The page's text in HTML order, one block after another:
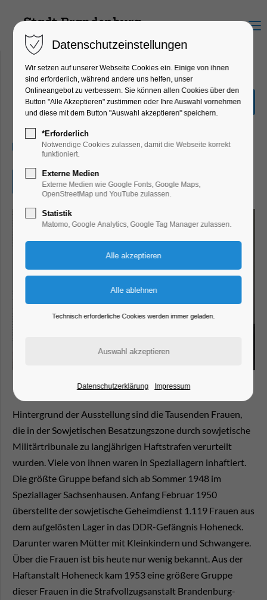
Menu
Ausstellung"frauenHAFT"
Ausstellung
09.08.2026, 10:00–17:00
Eintritt frei
Hintergrund der Ausstellung sind die Tausenden Frauen,
die in der Sowjetischen Besatzungszone durch sowjetische
Militärtribunale zu langjährigen Haftstrafen verurteilt
wurden. Viele von ihnen waren in Speziallagern inhaftiert.
Die größte Gruppe befand sich ab Sommer 1948 im
Speziallager Sachsenhausen. Anfang Februar 1950
überstellte der sowjetische Geheimdienst 1.119 Frauen aus
dem aufgelösten Lager in das DDR-Gefängnis Hoheneck.
Darunter waren Mütter mit Kleinkindern und Schwangere.
Über die Frauen ist bis heute nur wenig bekannt. Aus der
Haftanstalt Hoheneck kam 1953 eine größere Gruppe
dieser Frauen in die Strafvollzugsanstalt Brandenburg-
Datenschutzeinstellungen
Wir setzen auf unserer Webseite Cookies ein. Einige von ihnen
sind erforderlich, während andere uns helfen, unser
Onlineangebot zu verbessern. Sie können allen Cookies über den
Button "Alle Akzeptieren" zustimmen oder Ihre Auswahl vornehmen
und diese mit dem Button "Auswahl akzeptieren" speichern.
*Erforderlich
Notwendige Cookies zulassen, damit die Webseite korrekt
funktioniert.
Externe Medien
Externe Medien wie Google Fonts, Google Maps,
OpenStreetMap und YouTube zulassen.
Statistik
Matomo, Google Analytics, Google Tag Manager zulassen.
Technisch erforderliche Cookies werden immer geladen.
Datenschutzerklärung Impressum